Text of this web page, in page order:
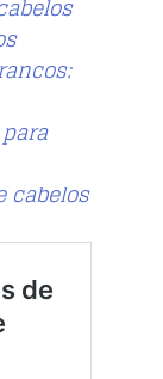
cabelos